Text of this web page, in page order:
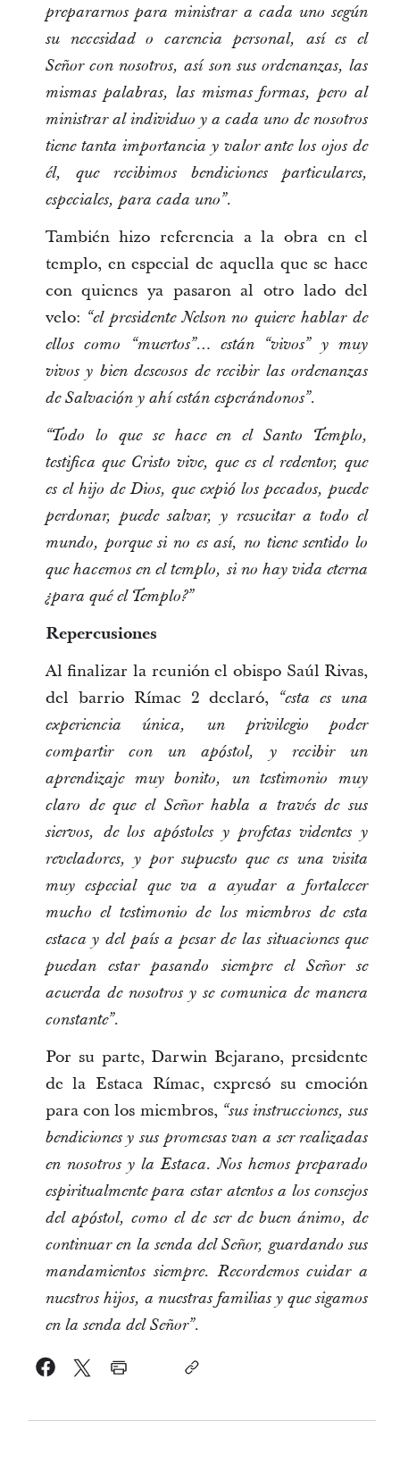
prepararnos para ministrar a cada uno según
su necesidad o carencia personal, así es el
Señor con nosotros, así son sus ordenanzas, las
mismas palabras, las mismas formas, pero al
ministrar al individuo y a cada uno de nosotros
tiene tanta importancia y valor ante los ojos de
él, que recibimos bendiciones particulares,
especiales, para cada uno”.
También hizo referencia a la obra en el
templo, en especial de aquella que se hace
con quienes ya pasaron al otro lado del
velo: “el presidente Nelson no quiere hablar de
ellos como “muertos”… están “vivos” y muy
vivos y bien deseosos de recibir las ordenanzas
de Salvación y ahí están esperándonos”.
“Todo lo que se hace en el Santo Templo,
testifica que Cristo vive, que es el redentor, que
es el hijo de Dios, que expió los pecados, puede
perdonar, puede salvar, y resucitar a todo el
mundo, porque si no es así, no tiene sentido lo
que hacemos en el templo, si no hay vida eterna
¿para qué el Templo?”
Repercusiones
Al finalizar la reunión el obispo Saúl Rivas,
del barrio Rímac 2 declaró, “esta es una
experiencia única, un privilegio poder
compartir con un apóstol, y recibir un
aprendizaje muy bonito, un testimonio muy
claro de que el Señor habla a través de sus
siervos, de los apóstoles y profetas videntes y
reveladores, y por supuesto que es una visita
muy especial que va a ayudar a fortalecer
mucho el testimonio de los miembros de esta
estaca y del país a pesar de las situaciones que
puedan estar pasando siempre el Señor se
acuerda de nosotros y se comunica de manera
constante”.
Por su parte, Darwin Bejarano, presidente
de la Estaca Rímac, expresó su emoción
para con los miembros, “sus instrucciones, sus
bendiciones y sus promesas van a ser realizadas
en nosotros y la Estaca. Nos hemos preparado
espiritualmente para estar atentos a los consejos
del apóstol, como el de ser de buen ánimo, de
continuar en la senda del Señor, guardando sus
mandamientos siempre. Recordemos cuidar a
nuestros hijos, a nuestras familias y que sigamos
en la senda del Señor”.